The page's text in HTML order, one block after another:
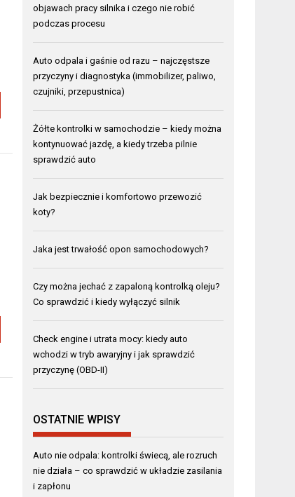
objawach pracy silnika i czego nie robić
podczas procesu
Auto odpala i gaśnie od razu – najczęstsze
przyczyny i diagnostyka (immobilizer, paliwo,
czujniki, przepustnica)
Żółte kontrolki w samochodzie – kiedy można
kontynuować jazdę, a kiedy trzeba pilnie
sprawdzić auto
Jak bezpiecznie i komfortowo przewozić
koty?
Jaka jest trwałość opon samochodowych?
Czy można jechać z zapaloną kontrolką oleju?
Co sprawdzić i kiedy wyłączyć silnik
Check engine i utrata mocy: kiedy auto
wchodzi w tryb awaryjny i jak sprawdzić
przyczynę (OBD-II)
OSTATNIE WPISY
Auto nie odpala: kontrolki świecą, ale rozruch
nie działa – co sprawdzić w układzie zasilania
i zapłonu